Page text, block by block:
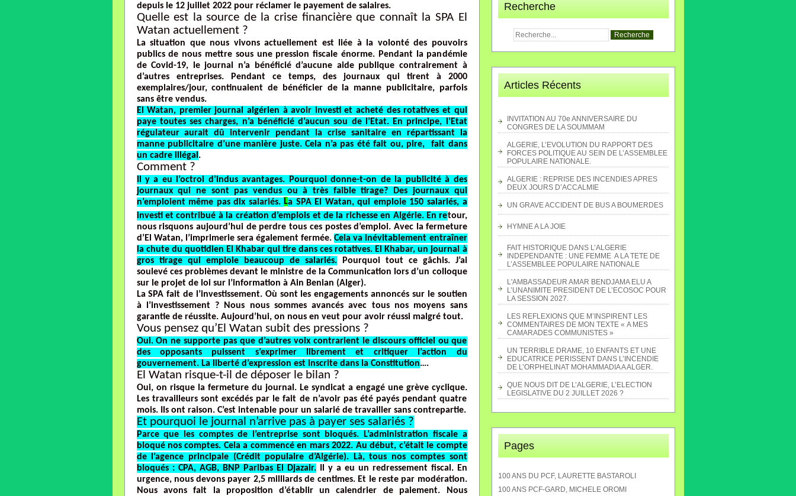
depuis le 12 juillet 2022 pour réclamer le payement de salaires.
Quelle est la source de la crise financière que connaît la SPA El
Watan actuellement ?
La situation que nous vivons actuellement est liée à la volonté des pouvoirs
publics de nous mettre sous une pression fiscale énorme. Pendant la pandémie
de Covid-19, le journal n’a bénéficié d’aucune aide publique contrairement à
d’autres entreprises. Pendant ce temps, des journaux qui tirent à 2000
exemplaires/jour, continuaient de bénéficier de la manne publicitaire, parfois
sans être vendus.
El Watan, premier journal algérien à avoir investi et acheté des rotatives et qui
paye toutes ses charges, n’a bénéficié d’aucun sou de l’Etat. En principe, l’Etat
régulateur aurait dû intervenir pendant la crise sanitaire en répartissant la
manne publicitaire d’une manière juste. Cela n’a pas été fait ou, pire, fait dans
un cadre illégal .
Comment ?
Il y a eu l’octroi d’indus avantages. Pourquoi donne-t-on de la publicité à des
journaux qui ne sont pas vendus ou à très faible tirage? Des journaux qui
n’emploient même pas dix salariés.La SPA El Watan, qui emploie 150 salariés, a
investi et contribué à la création d’emplois et de la richesse en Algérie. En retour,
nous risquons aujourd’hui de perdre tous ces postes d’emploi. Avec la fermeture
d’El Watan, l’imprimerie sera également fermée.Cela va inévitablement entraîner
la chute du quotidien El Khabar qui tire dans ces rotatives. El Khabar, un journal à
gros tirage qui emploie beaucoup de salariés.Pourquoi tout ce gâchis. J’ai
soulevé ces problèmes devant le ministre de la Communication lors d’un colloque
sur le projet de loi sur l’information à Ain Benian (Alger).
La SPA fait de l’investissement. Où sont les engagements annoncés sur le soutien
à l’investissement ? Nous nous sommes avancés avec tous nos moyens sans
garantie de réussite. Aujourd’hui, on nous en veut pour avoir réussi malgré tout.
Vous pensez qu’El Watan subit des pressions ?
Oui. On ne supporte pas que d’autres voix contrarient le discours officiel ou que
des opposants puissent s’exprimer librement et critiquer l’action du
gouvernement. La liberté d’expression est inscrite dans la Constitution….
El Watan risque-t-il de déposer le bilan ?
Oui, on risque la fermeture du journal. Le syndicat a engagé une grève cyclique.
Les travailleurs sont excédés par le fait de n’avoir pas été payés pendant quatre
mois. Ils ont raison. C’est intenable pour un salarié de travailler sans contrepartie.
Et pourquoi le journal n’arrive pas à payer ses salariés ?
Parce que les comptes de l’entreprise sont bloqués. L’administration fiscale a
bloqué nos comptes. Cela a commencé en mars 2022. Au début, c’était le compte
de l’agence principale (Crédit populaire d’Algérie). Là, tous nos comptes sont
bloqués : CPA, AGB, BNP Paribas El Djazair.Il y a eu un redressement fiscal. En
urgence, nous devons payer 2,5 milliards de centimes. Et le reste par modération.
Nous avons fait la proposition d’établir un calendrier de paiement. Nous
Recherche
Articles Récents
INVITATION AU 70e ANNIVERSAIRE DU
CONGRES DE LA SOUMMAM
ALGERIE, L’EVOLUTION DU RAPPORT DES
FORCES POLITIQUE AU SEIN DE L’ASSEMBLEE
POPULAIRE NATIONALE.
ALGERIE : REPRISE DES INCENDIES APRES
DEUX JOURS D’ACCALMIE
UN GRAVE ACCIDENT DE BUS A BOUMERDES
HYMNE A LA JOIE
FAIT HISTORIQUE DANS L’ALGERIE
INDEPENDANTE : UNE FEMME A LA TETE DE
L’ASSEMBLEE POPULAIRE NATIONALE
L'AMBASSADEUR AMAR BENDJAMA ELU A
L’UNANIMITE PRESIDENT DE L’ECOSOC POUR
LA SESSION 2027.
LES REFLEXIONS QUE M’INSPIRENT LES
COMMENTAIRES DE MON TEXTE « A MES
CAMARADES COMMUNISTES »
UN TERRIBLE DRAME, 10 ENFANTS ET UNE
EDUCATRICE PERISSENT DANS L’INCENDIE
DE L’ORPHELINAT MOHAMMADIA A ALGER.
QUE NOUS DIT DE L’ALGERIE, L’ELECTION
LEGISLATIVE DU 2 JUILLET 2026 ?
Pages
100 ANS DU PCF, LAURETTE BASTAROLI
100 ANS PCF-GARD, MICHELE OROMI